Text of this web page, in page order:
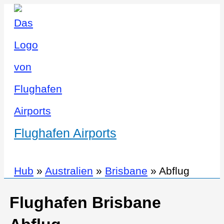
Flughafen Airports
Hub » Australien » Brisbane » Abflug
Flughafen Brisbane